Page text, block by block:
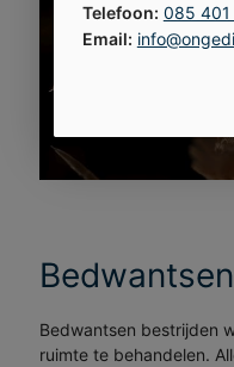
Bedwantsen bestrijden
ruimte te behandelen.
Telefoon: 085 401
Email: